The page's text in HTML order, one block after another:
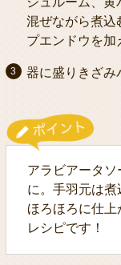
混ぜながら煮込
プエンドウを加
器に盛りきざみ
アラビアータ
に。手羽元は
ほろほろに仕
レシピです！